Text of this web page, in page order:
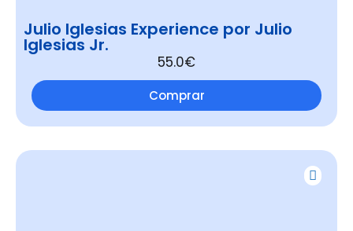
Julio Iglesias Experience por Julio
Iglesias Jr.
55.0€
Comprar